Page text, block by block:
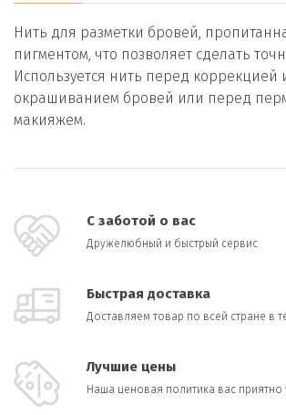
Нить для разметки бровей,
пигментом, что позволяет сделать
Используется нить перед коррекцией
окрашиванием бровей или перед
макияжем.
С заботой о вас
Дружелюбный и быстрый сервис
Быстрая доставка
Доставляем товар по всей стране в
Лучшие цены
Наша ценовая политика вас приятно